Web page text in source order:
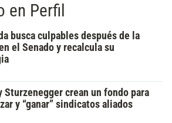
en Perfil
busca culpables después de la
el Senado y recalcula su
Sturzenegger crean un fondo para
y “ganar” sindicatos aliados